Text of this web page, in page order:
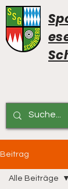
Beitrag
Alle Beiträge